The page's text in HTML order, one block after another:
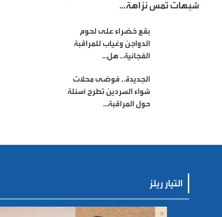
شبهات تمس نزاهة…
بقع خضراء على لحوم
الدواجن وغياب للمراقبة
الفجائية.. هل…
الجديدة.. فوضى محلات
شواء السردين تطرح أسئلة
حول المراقبة…
التيار ريلز